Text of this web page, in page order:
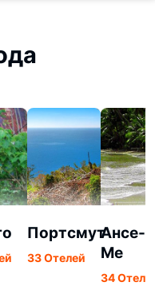
Портсмут
33 Отелей
Ансе-
Ме
34